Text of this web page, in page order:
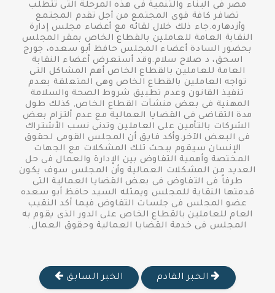
مصر فى البناء والتنمية فى هذه المرحلة التى تتطلب
تضافر كافة قوى المجتمع من أجل تقدم المجتمع
وأزدهاره.جاء ذلك خلال لقائه مع أعضاء مجلس إدارة
النقابة العامة للعاملين بالقطاع الخاص بمقر المجلس
بحضور السادة أعضاء المجلس حافظ أبو سعده، جورج
اسحق، د صلاح سلام.وقد أستعرض أعضاء النقابة
العامة للعاملين بالقطاع الخاص أهم المشاكل التى
تواجه العاملين بالقطاع الخاص وهى المتعلقة بعدم
تنفيذ القانون وعدم تطبيق شروط الصحة والسلامة
المهنية فى بعض منشآت القطاع الخاص, كذلك طول
مدة التقاضى فى القضايا العمالية مع عدم ألتزام بعض
الشركات بالتأمين على العاملين وتدنى نسب الأشتراك
فى البعض الآخر.وأكد فايق أن المجلس القومى لحقوق
الإنسان سيقوم ببحث تلك المشكلات مع الجهات
المختصة وأهمية التفاوض بين الإدارة والعمال فى حل
العديد من المشكلات العمالية وأن المجلس سوف يكون
طرفاً فى التفاوض فى بعض القضايا العمالية التى
قدمتها النقاية للمجلس ويمثله السيد حافظ أبو سعده
عضو المجلس فى جلسات التفاوض.فيما أكد النقيب
العام للعاملين بالقطاع الخاص على الدور الذى يقوم به
المجلس فى خدمة القضايا العمالية وحقوق العمال.
الخبر القادم الخبر السابق